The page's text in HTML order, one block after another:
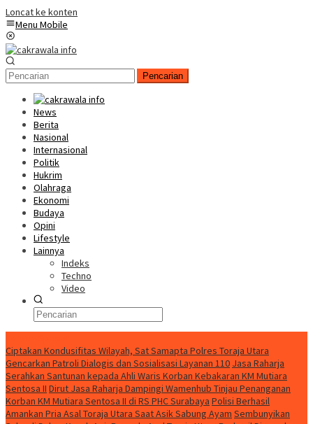
Loncat ke konten
Menu Mobile
Pencarian
News
Berita
Nasional
Internasional
Politik
Hukrim
Olahraga
Ekonomi
Budaya
Opini
Lifestyle
Lainnya
Indeks
Techno
Video
Ciptakan Kondusifitas Wilayah, Sat Samapta Polres Toraja Utara
Gencarkan Patroli Dialogis dan Sosialisasi Layanan 110 Jasa Raharja
Serahkan Santunan kepada Ahli Waris Korban Kebakaran KM Mutiara
Sentosa II Dirut Jasa Raharja Dampingi Wamenhub Tinjau Penanganan
Korban KM Mutiara Sentosa II di RS PHC Surabaya Polisi Berhasil
Amankan Pria Asal Toraja Utara Saat Asik Sabung Ayam Sembunyikan